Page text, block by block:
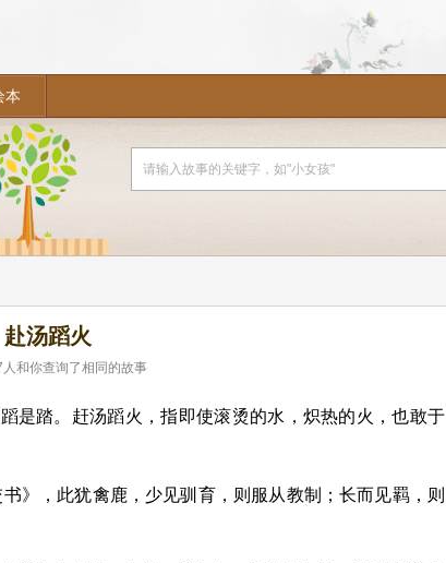
本
赴汤蹈火
人和你查询了相同的故事
是踏。赶汤蹈火，指即使滚烫的水，炽热的火，也敢于
》，此犹禽鹿，少见驯育，则服从教制；长而见羁，则